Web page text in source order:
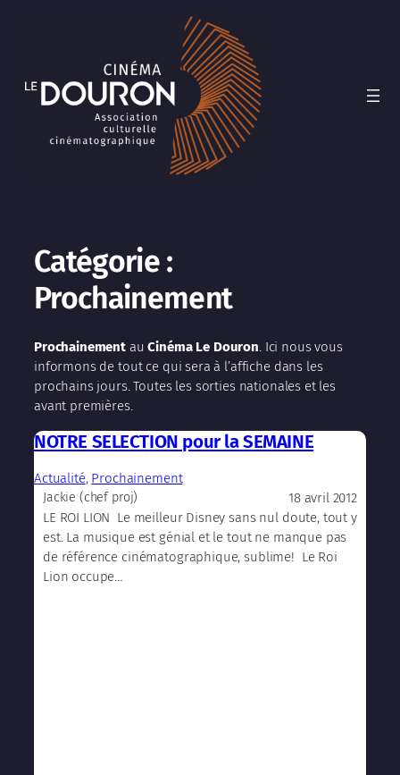
Catégorie :
Prochainement
Prochainement auCinéma Le Douron. Ici nous vous
informons de tout ce qui sera à l’affiche dans les
prochains jours. Toutes les sorties nationales et les
avant premières.
NOTRE SELECTION pour la SEMAINE
Actualité, Prochainement
Jackie (chef proj)
18 avril 2012
LE ROI LION Le meilleur Disney sans nul doute, tout y
est. La musique est génial et le tout ne manque pas
de référence cinématographique, sublime! Le Roi
Lion occupe…